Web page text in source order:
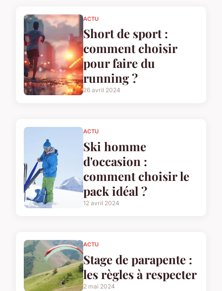
ACTU
Short de sport :
comment choisir
pour faire du
running ?
26 avril 2024
ACTU
Ski homme
d'occasion :
comment choisir le
pack idéal ?
12 avril 2024
ACTU
Stage de parapente :
les règles à respecter
2 mai 2024